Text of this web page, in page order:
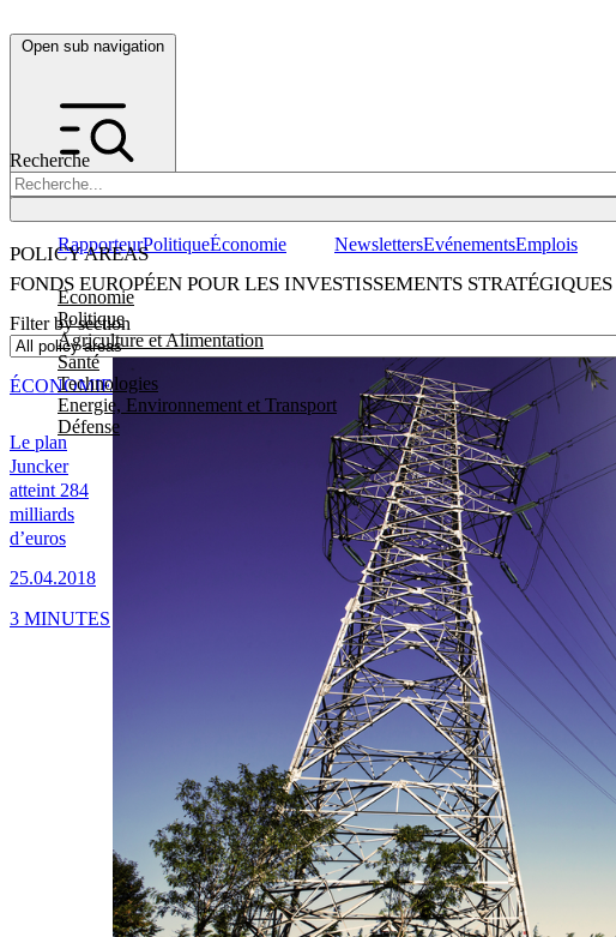
Open sub navigation
Recherche
POLICY AREAS
Economie
Politique
Agriculture et Alimentation
Santé
Technologies
Energie, Environnement et Transport
Défense
RapporteurPolitiqueÉconomie NewslettersEvénementsEmplois
FONDS EUROPÉEN POUR LES INVESTISSEMENTS STRATÉGIQUES
Filter by section
Le plan
Juncker
atteint 284
milliards
d’euros
25.04.2018
ÉCONOMIE
3 MINUTES